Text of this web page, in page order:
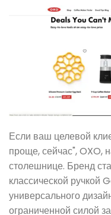
Если ваш целевой
проще, сейчас", OXO,
столешнице. Бренд
классической ручкой
универсального
ограниченной силой